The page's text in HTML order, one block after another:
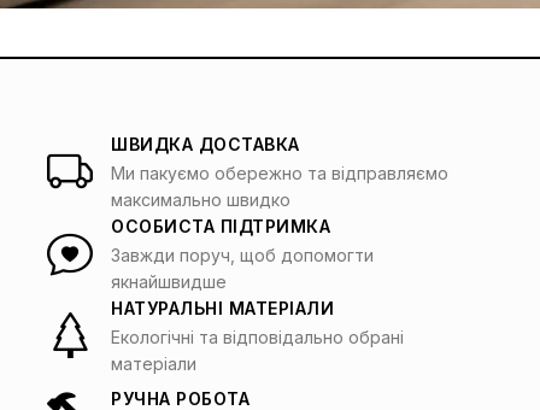
ШВИДКА ДОСТАВКА
Ми пакуємо обережно та відправляємо
максимально швидко
ОСОБИСТА ПІДТРИМКА
Завжди поруч, щоб допомогти
якнайшвидше
НАТУРАЛЬНІ МАТЕРІАЛИ
Екологічні та відповідально обрані
матеріали
РУЧНА РОБОТА